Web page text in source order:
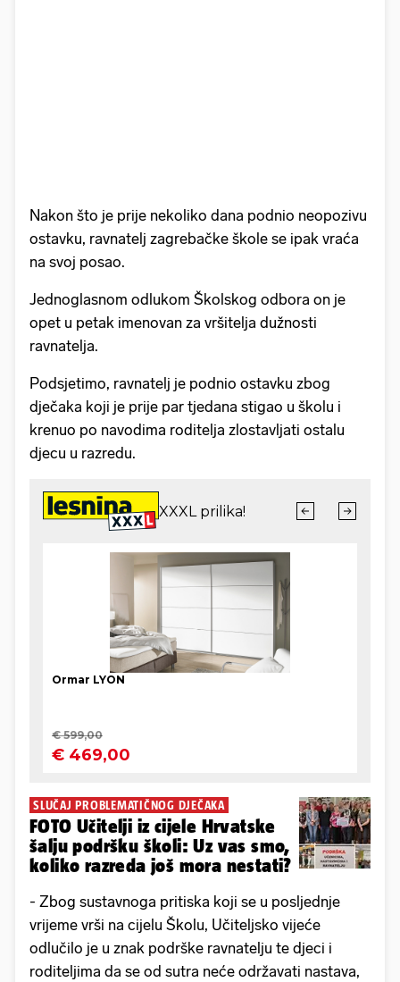
Nakon što je prije nekoliko dana podnio neopozivu
ostavku, ravnatelj zagrebačke škole se ipak vraća
na svoj posao.
Jednoglasnom odlukom Školskog odbora on je
opet u petak imenovan za vršitelja dužnosti
ravnatelja.
Podsjetimo, ravnatelj je podnio ostavku zbog
dječaka koji je prije par tjedana stigao u školu i
krenuo po navodima roditelja zlostavljati ostalu
djecu u razredu.
SLUČAJ PROBLEMATIČNOG DJEČAKA
FOTO Učitelji iz cijele Hrvatske
šalju podršku školi: Uz vas smo,
koliko razreda još mora nestati?
- Zbog sustavnoga pritiska koji se u posljednje
vrijeme vrši na cijelu Školu, Učiteljsko vijeće
odlučilo je u znak podrške ravnatelju te djeci i
roditeljima da se od sutra neće održavati nastava,